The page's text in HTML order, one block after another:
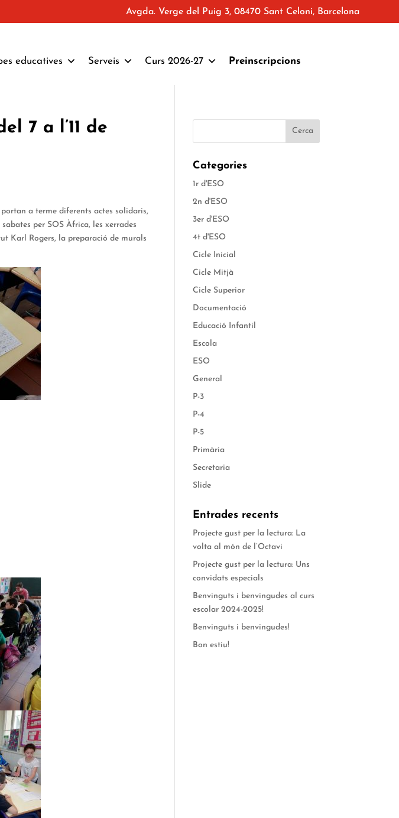
Avgda. Verge del Puig 3, 08470 Sant Celoni, Barcelona
educatives Serveis Curs 2026-27 Preinscripcions
7 a l’11 de
a terme diferents actes solidaris,
per SOS Àfrica, les xerrades
Karl Rogers, la preparació de murals
Categories
1r d'ESO
2n d'ESO
3er d'ESO
4t d'ESO
Cicle Inicial
Cicle Mitjà
Cicle Superior
Documentació
Educació Infantil
Escola
ESO
General
P-3
P-4
P-5
Primària
Secretaria
Slide
Entrades recents
Projecte gust per la lectura: La
volta al món de l’Octavi
Projecte gust per la lectura: Uns
convidats especials
Benvinguts i benvingudes al curs
escolar 2024-2025!
Benvinguts i benvingudes!
Bon estiu!